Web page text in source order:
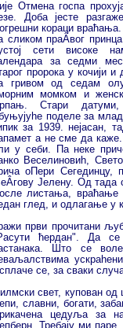
Отмена госпа
Доба јесте
кораци
сликом праÂ­вог
сети високе
за седми
пророка у кочији
гривом од седам
момком и
Стари датуми,
поделе за
за 1939. нејасан,
а не сме да
у себи. Па неке
Веселиновиh,
оПери Сегединцу,
Јелену. Од тада
листања, враћање
глед, и одлагање у
први прочитани
ћердан". Да
Што се
се, за сваки
свет, купован од
славни, богати,
цедуља за
Требају ми